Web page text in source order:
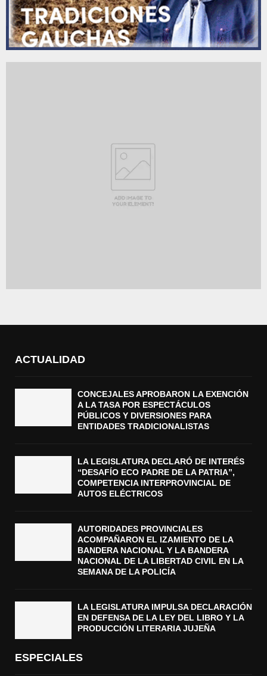
ACTUALIDAD
CONCEJALES APROBARON LA EXENCIÓN
A LA TASA POR ESPECTÁCULOS
PÚBLICOS Y DIVERSIONES PARA
ENTIDADES TRADICIONALISTAS
LA LEGISLATURA DECLARÓ DE INTERÉS
“DESAFÍO ECO PADRE DE LA PATRIA”,
COMPETENCIA INTERPROVINCIAL DE
AUTOS ELÉCTRICOS
AUTORIDADES PROVINCIALES
ACOMPAÑARON EL IZAMIENTO DE LA
BANDERA NACIONAL Y LA BANDERA
NACIONAL DE LA LIBERTAD CIVIL EN LA
SEMANA DE LA POLICÍA
LA LEGISLATURA IMPULSA DECLARACIÓN
EN DEFENSA DE LA LEY DEL LIBRO Y LA
PRODUCCIÓN LITERARIA JUJEÑA
ESPECIALES